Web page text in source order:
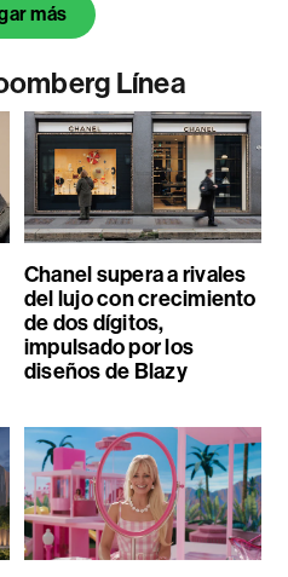
más
Línea
Chanel supera a rivales
del lujo con crecimiento
de dos dígitos,
impulsado por los
diseños de Blazy